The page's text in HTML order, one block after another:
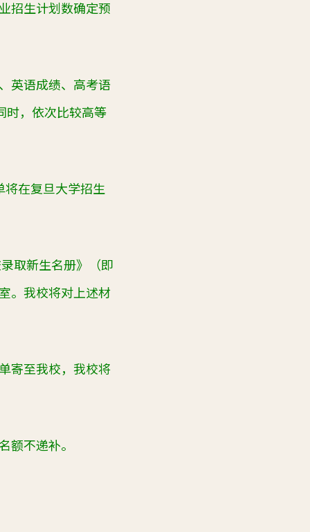
招生计划数确定预
英语成绩、高考语
时，依次比较高等
在复旦大学招生
取新生名册》（即
。我校将对上述材
寄至我校，我校将
额不递补。